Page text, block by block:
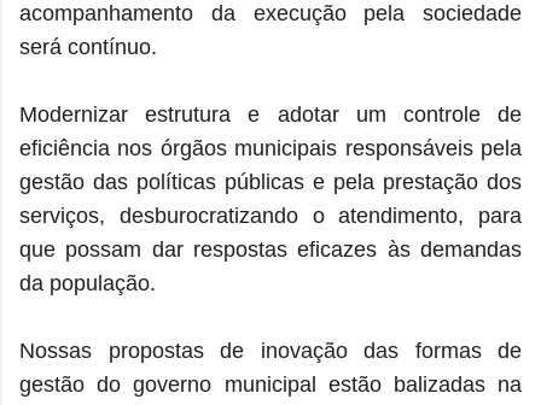
acompanhamento da execução pela sociedade
será contínuo.
Modernizar estrutura e adotar um controle de
eficiência nos órgãos municipais responsáveis pela
gestão das políticas públicas e pela prestação dos
serviços, desburocratizando o atendimento, para
que possam dar respostas eficazes às demandas
da população.
Nossas propostas de inovação das formas de
gestão do governo municipal estão balizadas na